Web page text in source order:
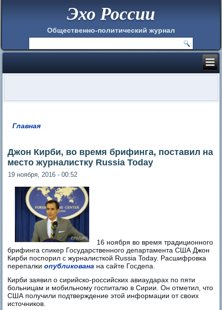
Эхо России
Общественно-политический журнал
Главная
Джон Кирби, во время брифинга, поставил на
место журналистку Russia Today
19 ноября, 2016 - 00:52
16 ноября во время традиционного
брифинга спикер Государственного департамента США Джон
Кирби поспорил с журналисткой Russia Today. Расшифровка
перепалкиопубликована на сайте Госдепа.
Кирби заявил о сирийско-российских авиаударах по пяти
больницам и мобильному госпиталю в Сирии. Он отметил, что
США получили подтверждение этой информации от своих
источников.